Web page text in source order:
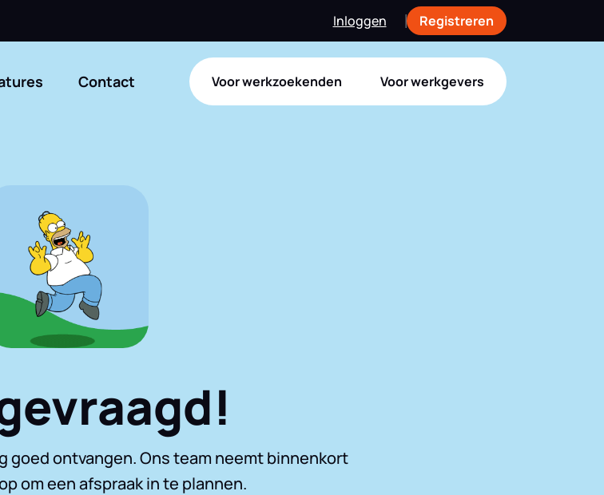
Inloggen Registreren
Contact Voor werkzoekenden Voor werkgevers
goed ontvangen. Ons team neemt binnenkort
om een afspraak in te plannen.